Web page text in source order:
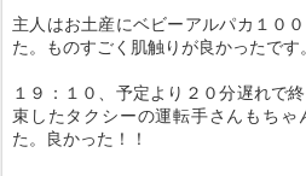
主人はお土産にベビーアルパカ１０
た。ものすごく肌触りが良かったです。
１９：１０、予定より２０分遅れで
束したタクシーの運転手さんもち
た。良かった！！